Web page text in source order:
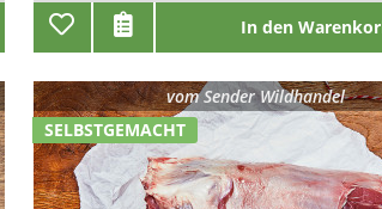
In den
SELBSTGEMACHT
vomSender Wildhandel